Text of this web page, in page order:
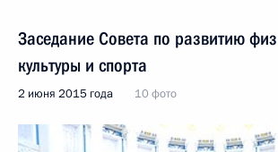
Заседание Совета по развитию
культуры и спорта
2 июня 2015 года 10 фото